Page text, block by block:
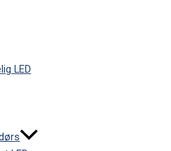
LED